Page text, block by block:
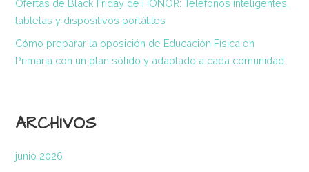
Ofertas de Black Friday de HONOR: Teléfonos inteligentes,
tabletas y dispositivos portátiles
Cómo preparar la oposición de Educación Física en
Primaria con un plan sólido y adaptado a cada comunidad
ARCHIVOS
junio 2026